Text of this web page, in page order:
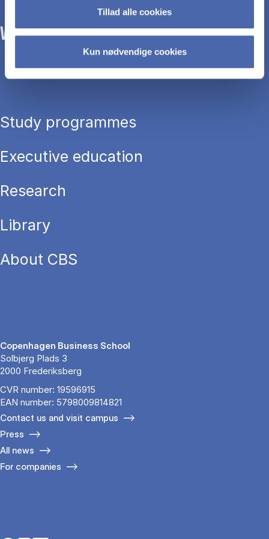
Tillad alle cookies
Kun nødvendige cookies
WE TRANSFORM SOCIETY WITH BUSINESS.
Study programmes
Executive education
Research
Library
About CBS
Copenhagen Business School
Solbjerg Plads 3
2000 Frederiksberg
CVR number: 19596915
EAN number: 5798009814821
Contact us and visit campus
Press
All news
For companies